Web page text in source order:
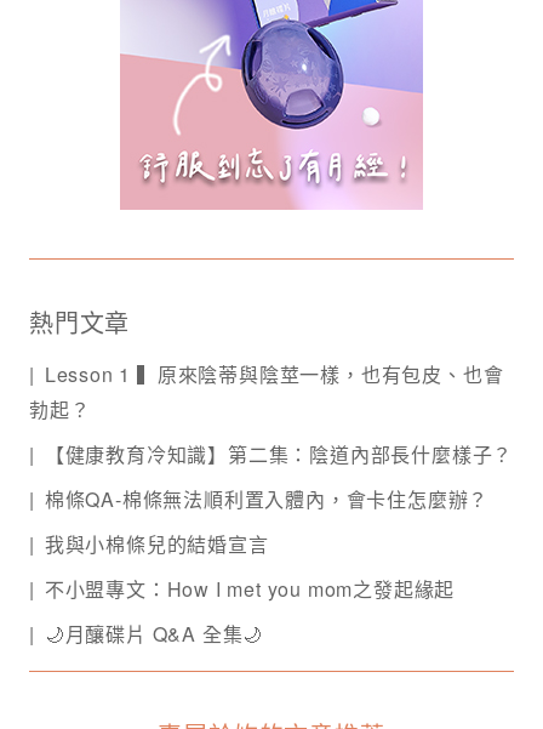
熱門文章
Lesson 1 ▍原來陰蒂與陰莖一樣，也有包皮、也會
勃起？
【健康教育冷知識】第二集：陰道內部長什麼樣子？
棉條QA-棉條無法順利置入體內，會卡住怎麼辦？
我與小棉條兒的結婚宣言
不小盟專文：How I met you mom之發起緣起
🌙月釀碟片 Q&A 全集🌙